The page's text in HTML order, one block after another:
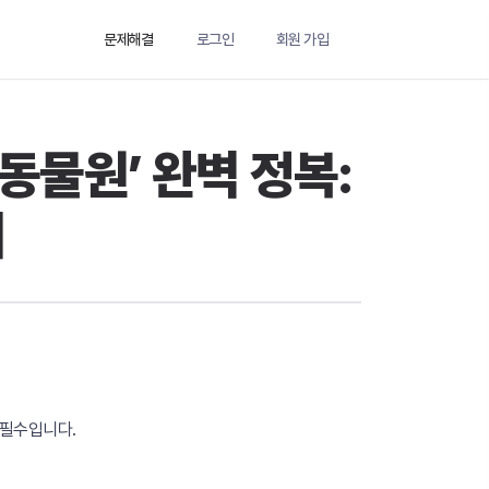
문제해결 로그인 회원 가입
물원’ 완벽 정복:
수입니다.